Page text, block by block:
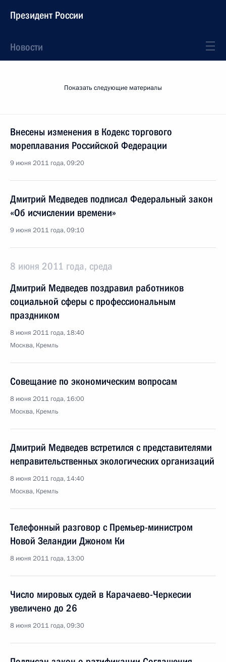
Президент России
Новости
Показать следующие материалы
Внесены изменения в Кодекс торгового
мореплавания Российской Федерации
9 июня 2011 года, 09:20
Дмитрий Медведев подписал Федеральный закон
«Об исчислении времени»
9 июня 2011 года, 09:10
8 июня 2011 года, среда
Дмитрий Медведев поздравил работников
социальной сферы с профессиональным
праздником
8 июня 2011 года, 18:40
Москва, Кремль
Совещание по экономическим вопросам
8 июня 2011 года, 16:00
Москва, Кремль
Дмитрий Медведев встретился с представителями
неправительственных экологических организаций
8 июня 2011 года, 14:40
Москва, Кремль
Телефонный разговор с Премьер-министром
Новой Зеландии Джоном Ки
8 июня 2011 года, 13:00
Число мировых судей в Карачаево-Черкесии
увеличено до 26
8 июня 2011 года, 09:30